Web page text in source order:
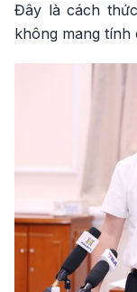
Đây là cách
không mang